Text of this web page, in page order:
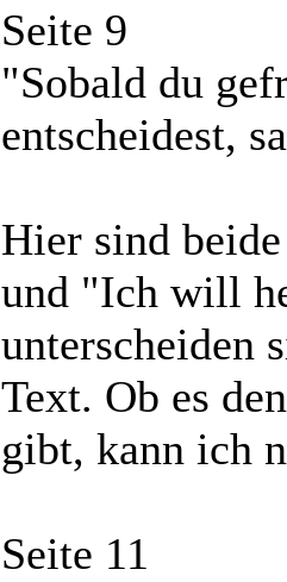
Seite 9
"Sobald du
entscheidest,
Hier sind
und "Ich will
unterscheiden
Text. Ob es
gibt, kann ich
Seite 11